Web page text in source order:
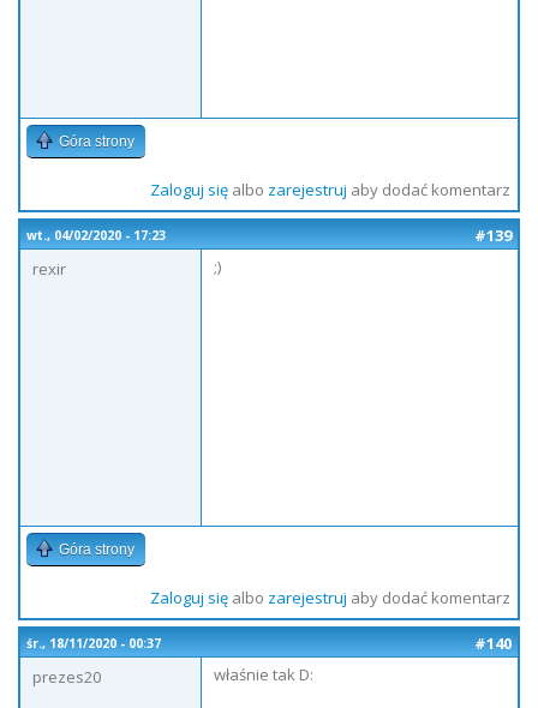
Góra strony
Zaloguj sięalbo zarejestruj aby dodać komentarz
wt., 04/02/2020 - 17:23
#139
rexir
;)
Góra strony
Zaloguj sięalbo zarejestruj aby dodać komentarz
śr., 18/11/2020 - 00:37
#140
prezes20
właśnie tak D: